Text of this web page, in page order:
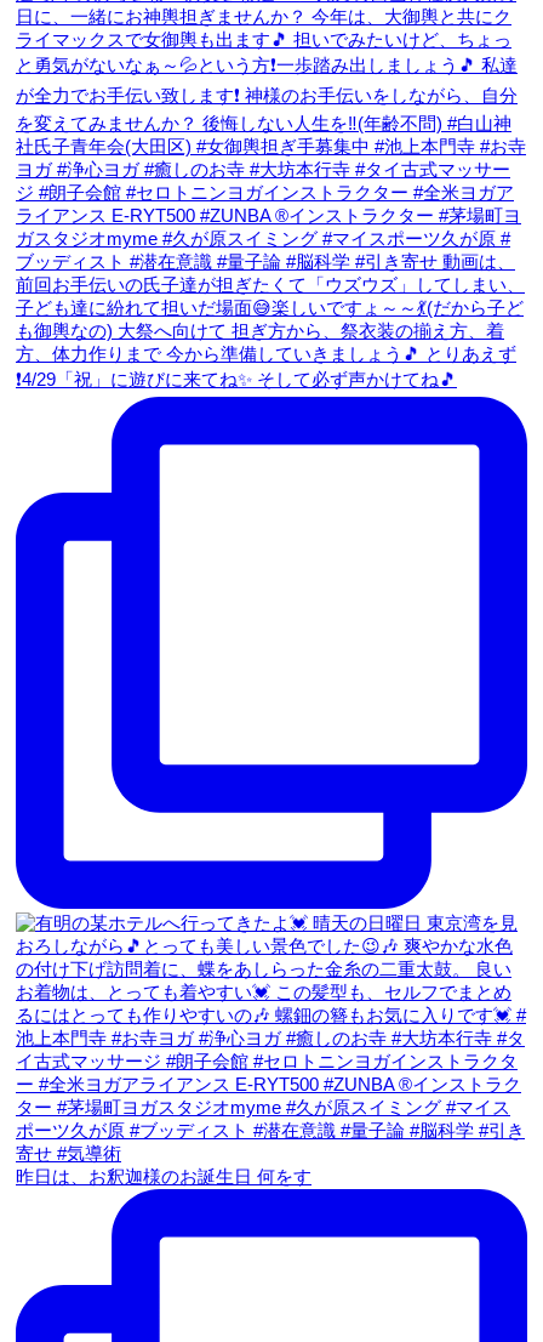
昨日は、お釈迦様のお誕生日 何をす